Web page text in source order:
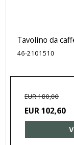
Tavolino da
46-2101510
EUR 180,00
EUR 102,60